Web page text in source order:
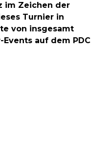
im Zeichen der
Turnier in
von insgesamt
auf dem PDC